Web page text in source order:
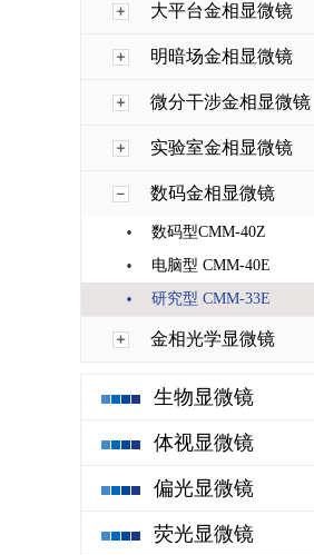
大平台金相显微镜
明暗场金相显微镜
微分干涉金相显微镜
实验室金相显微镜
数码金相显微镜
· 数码型CMM-40Z
· 电脑型 CMM-40E
· 研究型 CMM-33E
金相光学显微镜
生物显微镜
体视显微镜
偏光显微镜
荧光显微镜